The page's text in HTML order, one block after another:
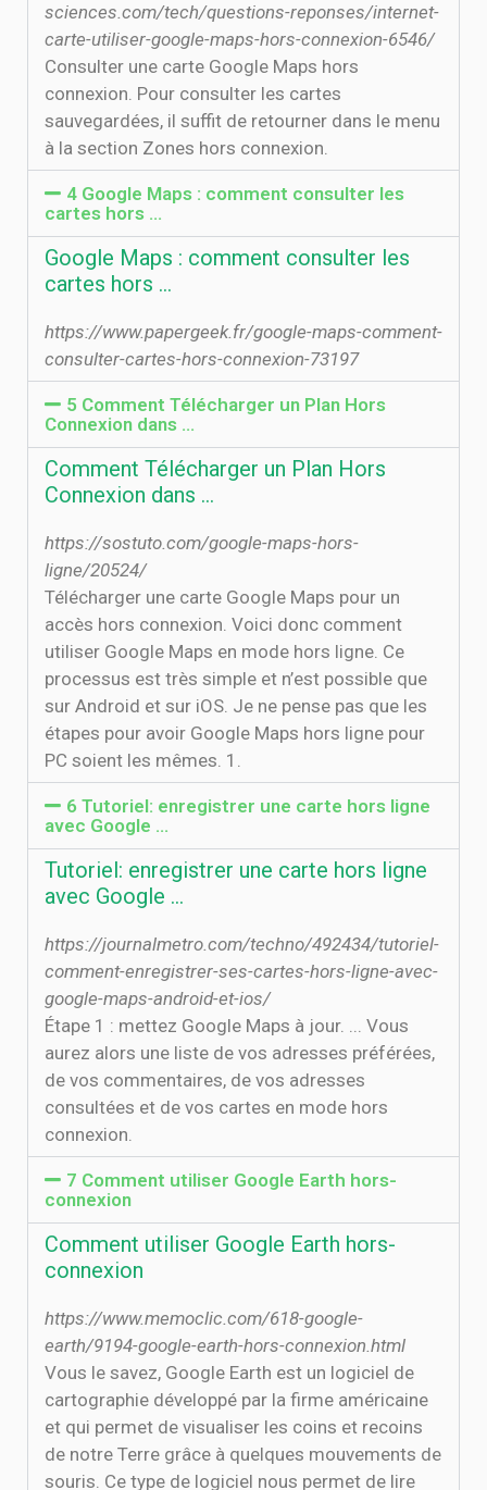
sciences.com/tech/questions-reponses/internet-
carte-utiliser-google-maps-hors-connexion-6546/
Consulter une carte Google Maps hors
connexion. Pour consulter les cartes
sauvegardées, il suffit de retourner dans le menu
à la section Zones hors connexion.
4 Google Maps : comment consulter les
cartes hors …
Google Maps : comment consulter les
cartes hors …
https://www.papergeek.fr/google-maps-comment-
consulter-cartes-hors-connexion-73197
5 Comment Télécharger un Plan Hors
Connexion dans …
Comment Télécharger un Plan Hors
Connexion dans …
https://sostuto.com/google-maps-hors-
ligne/20524/
Télécharger une carte Google Maps pour un
accès hors connexion. Voici donc comment
utiliser Google Maps en mode hors ligne. Ce
processus est très simple et n’est possible que
sur Android et sur iOS. Je ne pense pas que les
étapes pour avoir Google Maps hors ligne pour
PC soient les mêmes. 1.
6 Tutoriel: enregistrer une carte hors ligne
avec Google ...
Tutoriel: enregistrer une carte hors ligne
avec Google ...
https://journalmetro.com/techno/492434/tutoriel-
comment-enregistrer-ses-cartes-hors-ligne-avec-
google-maps-android-et-ios/
Étape 1 : mettez Google Maps à jour. ... Vous
aurez alors une liste de vos adresses préférées,
de vos commentaires, de vos adresses
consultées et de vos cartes en mode hors
connexion.
7 Comment utiliser Google Earth hors-
connexion
Comment utiliser Google Earth hors-
connexion
https://www.memoclic.com/618-google-
earth/9194-google-earth-hors-connexion.html
Vous le savez, Google Earth est un logiciel de
cartographie développé par la firme américaine
et qui permet de visualiser les coins et recoins
de notre Terre grâce à quelques mouvements de
souris. Ce type de logiciel nous permet de lire